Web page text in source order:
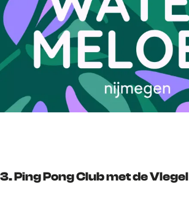
3. Ping Pong Club met de Vlegel